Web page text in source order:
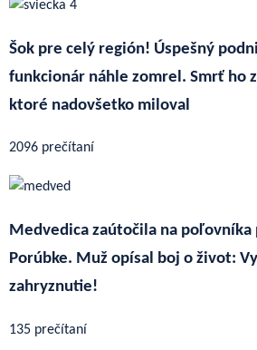
Šok pre celý región! Úspešný
funkcionár náhle zomrel. Smrť ho
ktoré nadovšetko miloval
2096 prečítaní
Medvedica zaútočila na poľovníka
Porúbke. Muž opísal boj o život:
zahryznutie!
135 prečítaní